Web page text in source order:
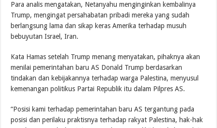
Para analis mengatakan, Netanyahu menginginkan kembalinya
Trump, mengingat persahabatan pribadi mereka yang sudah
berlangsung lama dan sikap keras Amerika terhadap musuh
bebuyutan Israel, Iran.
Kata Hamas setelah Trump menang menyatakan, pihaknya akan
menilai pemerintahan baru AS Donald Trump berdasarkan
tindakan dan kebijakannya terhadap warga Palestina, menyusul
kemenangan politikus Partai Republik itu dalam Pilpres AS.
“Posisi kami terhadap pemerintahan baru AS tergantung pada
posisi dan perilaku praktisnya terhadap rakyat Palestina, hak-hak